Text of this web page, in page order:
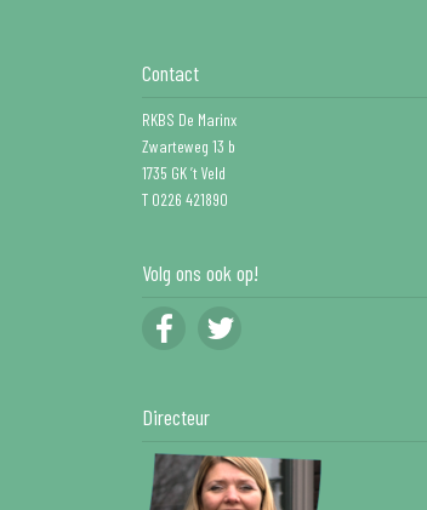
Contact
RKBS De Marinx
Zwarteweg 13 b
1735 GK ’t Veld
T 0226 421890
Volg ons ook op!
Directeur